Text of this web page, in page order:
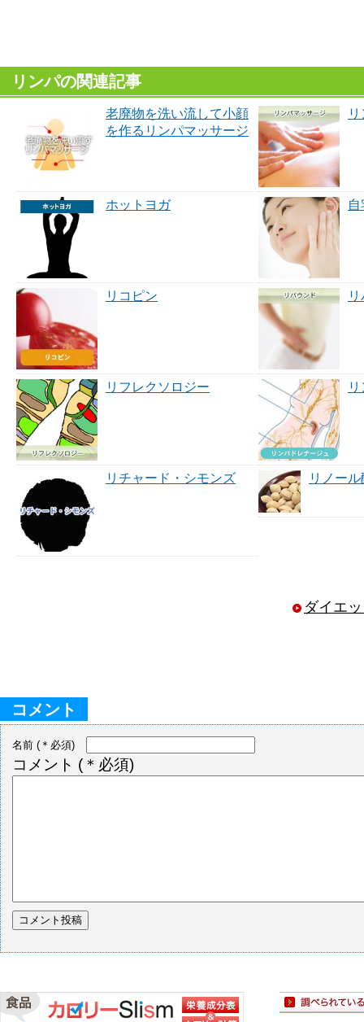
リンパの関連記事
老廃物を洗い流して小顔
を作るリンパマッサージ
ホットヨガ
リコピン
リフレクソロジー
リチャード・シモンズ リノール
ダイエ
コメント
名前 (＊必須)
コメント (＊必須)